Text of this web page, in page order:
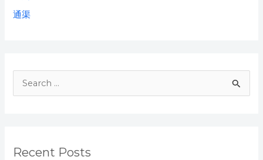
通渠
c
Recent Posts